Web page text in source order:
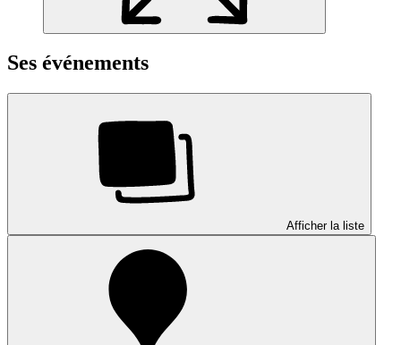
Ses événements
Afficher la liste